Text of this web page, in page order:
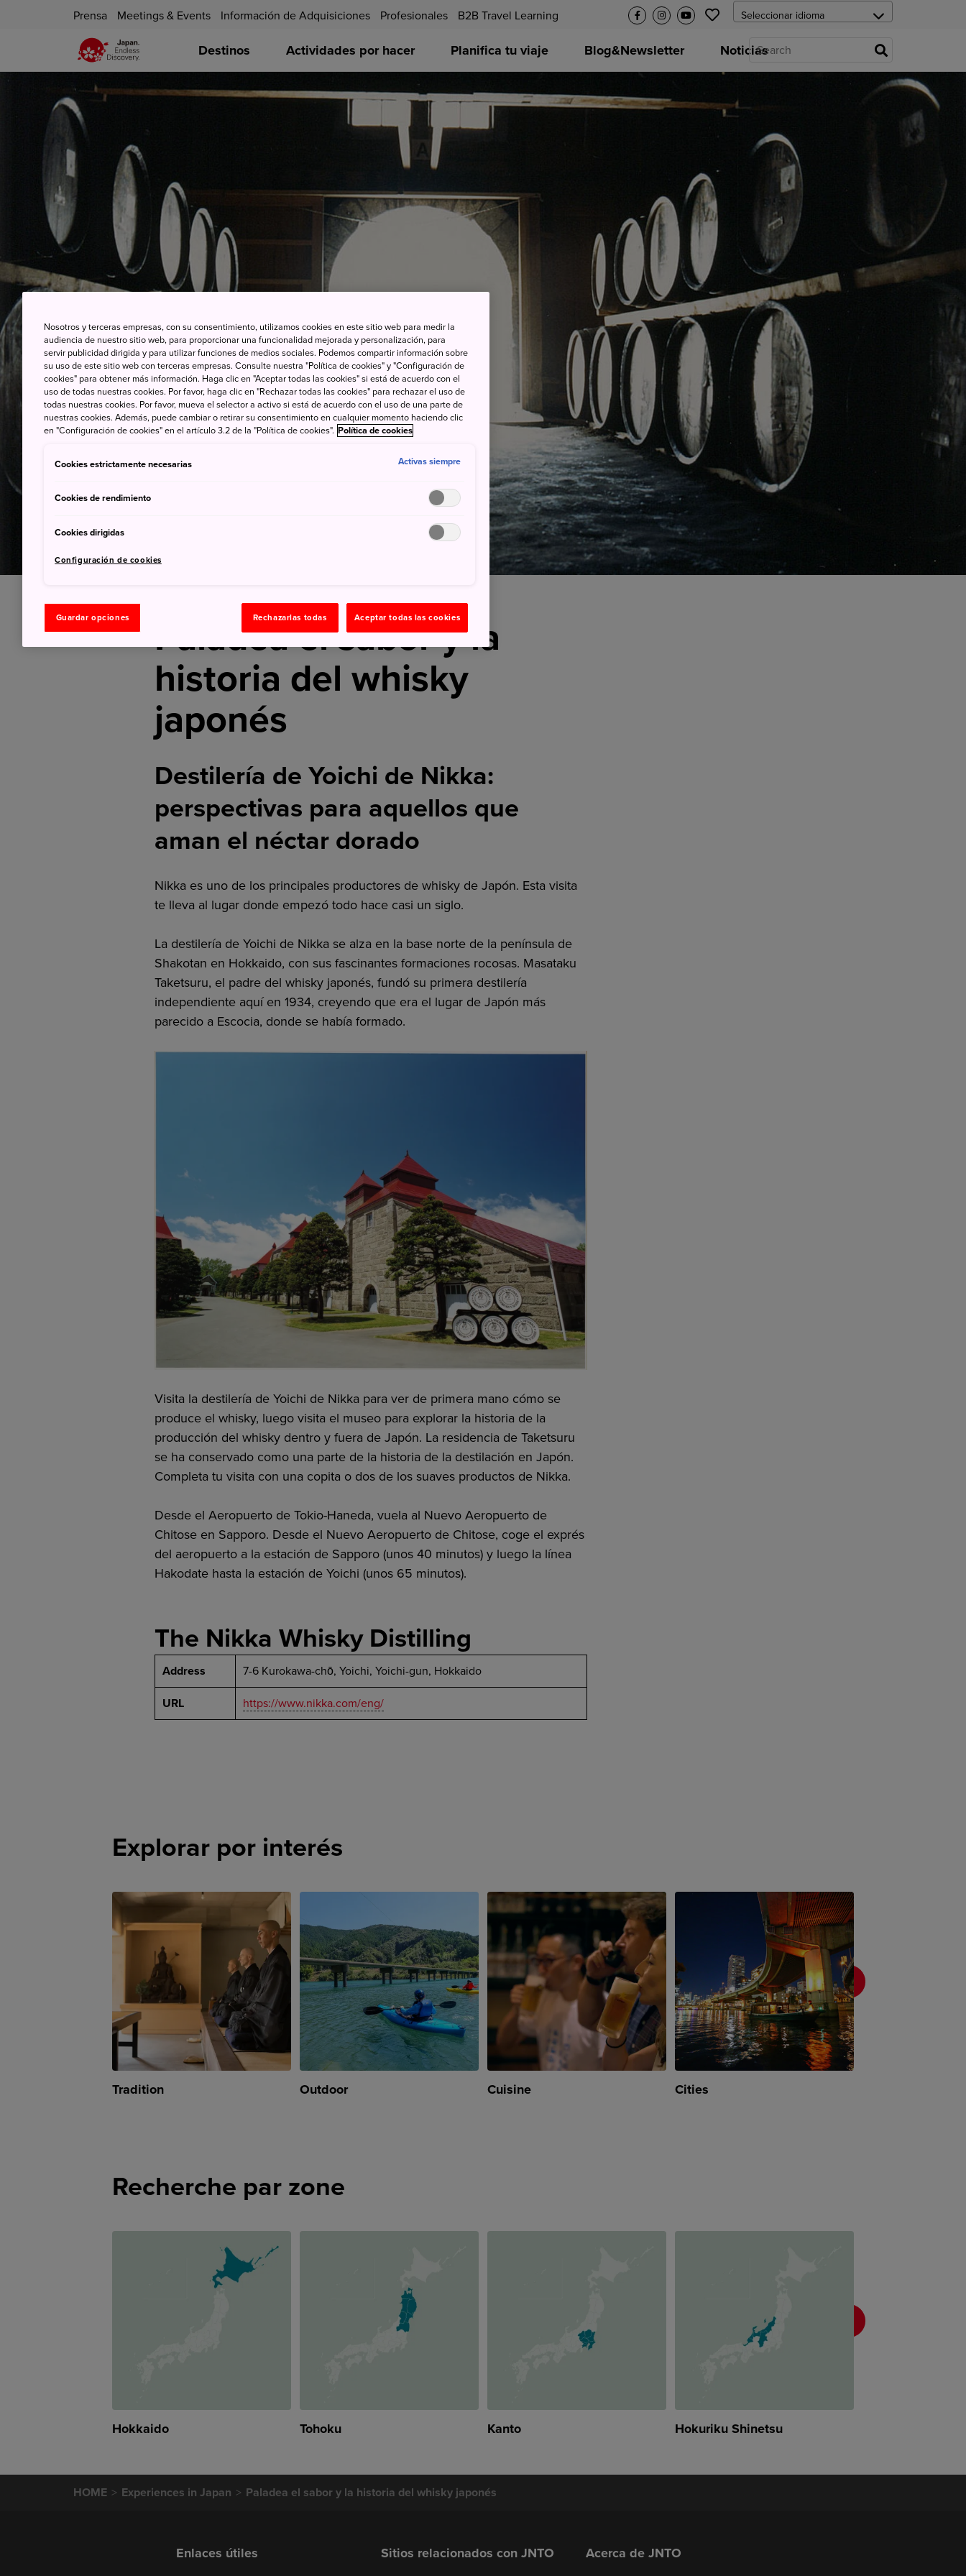
Prensa Meetings & Events Información de Adquisiciones Profesionales B2B Travel Learning
Destinos Actividades por hacer Planifica tu viaje Blog&Newsletter Noticias
Paladea el sabor y la
historia del whisky
japonés
Destilería de Yoichi de Nikka:
perspectivas para aquellos que
aman el néctar dorado
Nikka es uno de los principales productores de whisky de Japón. Esta visita
te lleva al lugar donde empezó todo hace casi un siglo.
La destilería de Yoichi de Nikka se alza en la base norte de la península de
Shakotan en Hokkaido, con sus fascinantes formaciones rocosas. Masataku
Taketsuru, el padre del whisky japonés, fundó su primera destilería
independiente aquí en 1934, creyendo que era el lugar de Japón más
parecido a Escocia, donde se había formado.
Visita la destilería de Yoichi de Nikka para ver de primera mano cómo se
produce el whisky, luego visita el museo para explorar la historia de la
producción del whisky dentro y fuera de Japón. La residencia de Taketsuru
se ha conservado como una parte de la historia de la destilación en Japón.
Completa tu visita con una copita o dos de los suaves productos de Nikka.
Desde el Aeropuerto de Tokio-Haneda, vuela al Nuevo Aeropuerto de
Chitose en Sapporo. Desde el Nuevo Aeropuerto de Chitose, coge el exprés
del aeropuerto a la estación de Sapporo (unos 40 minutos) y luego la línea
Hakodate hasta la estación de Yoichi (unos 65 minutos).
The Nikka Whisky Distilling
Address 7-6 Kurokawa-chō, Yoichi, Yoichi-gun, Hokkaido
URL https://www.nikka.com/eng/
Explorar por interés
Tradition Outdoor Cuisine Cities
Recherche par zone
Hokkaido Tohoku Kanto Hokuriku Shinetsu
HOME Experiences in Japan Paladea el sabor y la historia del whisky japonés
Enlaces útiles Sitios relacionados con JNTO Acerca de JNTO
Nosotros y terceras empresas, con su consentimiento, utilizamos cookies en este sitio web para medir la
audiencia de nuestro sitio web, para proporcionar una funcionalidad mejorada y personalización, para
servir publicidad dirigida y para utilizar funciones de medios sociales. Podemos compartir información sobre
su uso de este sitio web con terceras empresas. Consulte nuestra "Política de cookies" y "Configuración de
cookies" para obtener más información. Haga clic en "Aceptar todas las cookies" si está de acuerdo con el
uso de todas nuestras cookies. Por favor, haga clic en "Rechazar todas las cookies" para rechazar el uso de
todas nuestras cookies. Por favor, mueva el selector a activo si está de acuerdo con el uso de una parte de
nuestras cookies. Además, puede cambiar o retirar su consentimiento en cualquier momento haciendo clic
en "Configuración de cookies" en el artículo 3.2 de la "Política de cookies". Política de cookies
Cookies estrictamente necesarias Activas siempre
Cookies de rendimiento
Cookies dirigidas
Configuración de cookies
Guardar opciones Rechazarlas todas Aceptar todas las cookies